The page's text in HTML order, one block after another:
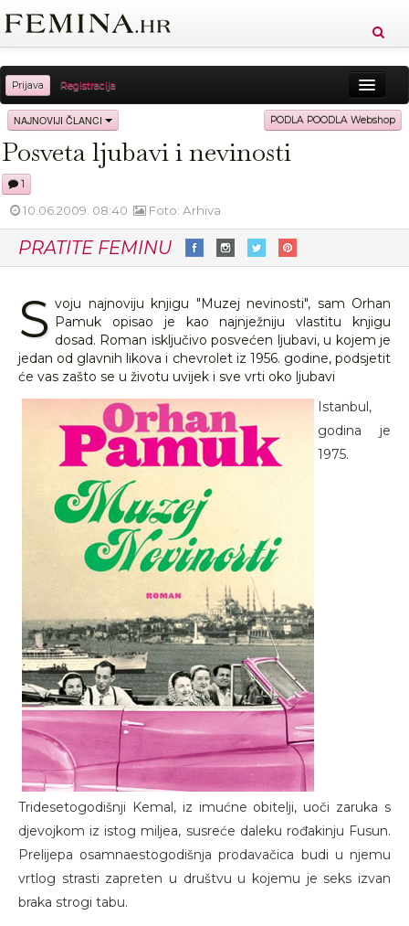
Prijava Registracija
Sreća Zdravlje Vitkost
Moda Ljubav Relax Putovanja
NAJNOVIJI ČLANCI PODLA POODLA Webshop
Posveta ljubavi i nevinosti
1
10.06.2009. 08:40 Foto: Arhiva
PRATITE FEMINU
S voju najnoviju knjigu "Muzej nevinosti", sam Orhan
Pamuk opisao je kao najnježniju vlastitu knjigu
dosad. Roman isključivo posvećen ljubavi, u kojem je
jedan od glavnih likova i chevrolet iz 1956. godine, podsjetit
će vas zašto se u životu uvijek i sve vrti oko ljubavi
Istanbul,
godina je
1975.
Tridesetogodišnji Kemal, iz imućne obitelji, uoči zaruka s
djevojkom iz istog miljea, susreće daleku rođakinju Fusun.
Prelijepa osamnaestogodišnja prodavačica budi u njemu
vrtlog strasti zapreten u društvu u kojemu je seks izvan
braka strogi tabu.